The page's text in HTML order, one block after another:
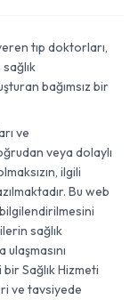
tıp doktorları,
bağımsız bir
ve
veya dolaylı
ilgili
Bu web
sağlık
Sağlık Hizmeti
ve tavsiyede